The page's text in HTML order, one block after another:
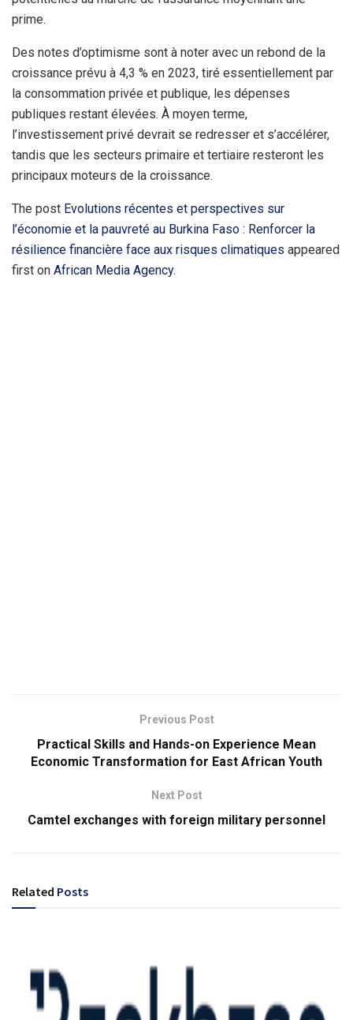
prime.
Des notes d’optimisme sont à noter avec un rebond de la
croissance prévu à 4,3 % en 2023, tiré essentiellement par
la consommation privée et publique, les dépenses
publiques restant élevées. À moyen terme,
l’investissement privé devrait se redresser et s’accélérer,
tandis que les secteurs primaire et tertiaire resteront les
principaux moteurs de la croissance.
The post Evolutions récentes et perspectives sur
l’économie et la pauvreté au Burkina Faso : Renforcer la
résilience financière face aux risques climatiques appeared
first on African Media Agency.
Previous Post
Practical Skills and Hands-on Experience Mean
Economic Transformation for East African Youth
Next Post
Camtel exchanges with foreign military personnel
Related Posts